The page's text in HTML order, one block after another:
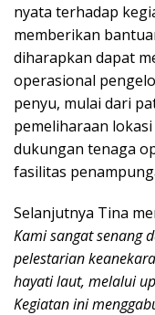
nyata terhadap
memberikan
diharapkan dapat
operasional
penyu, mulai dari
pemeliharaan
dukungan tenaga
fasilitas
Selanjutnya Tina
Kami sangat senang
pelestarian
hayati laut, melalui
Kegiatan ini